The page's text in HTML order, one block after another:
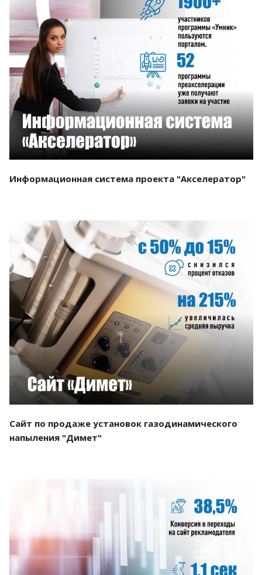
Смотреть проект
Информационная система проекта "Акселератор"
Смотреть проект
Сайт по продаже установок газодинамического
напыления "Димет"